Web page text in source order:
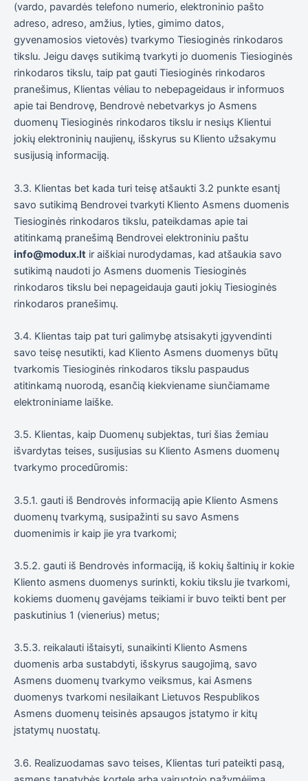
(vardo, pavardės telefono numerio, elektroninio pašto
adreso, adreso, amžius, lyties, gimimo datos,
gyvenamosios vietovės) tvarkymo Tiesioginės rinkodaros
tikslu. Jeigu davęs sutikimą tvarkyti jo duomenis Tiesioginės
rinkodaros tikslu, taip pat gauti Tiesioginės rinkodaros
pranešimus, Klientas vėliau to nebepageidaus ir informuos
apie tai Bendrovę, Bendrovė nebetvarkys jo Asmens
duomenų Tiesioginės rinkodaros tikslu ir nesiųs Klientui
jokių elektroninių naujienų, išskyrus su Kliento užsakymu
susijusią informaciją.
3.3. Klientas bet kada turi teisę atšaukti 3.2 punkte esantį
savo sutikimą Bendrovei tvarkyti Kliento Asmens duomenis
Tiesioginės rinkodaros tikslu, pateikdamas apie tai
atitinkamą pranešimą Bendrovei elektroniniu paštu
info@modux.lt ir aiškiai nurodydamas, kad atšaukia savo
sutikimą naudoti jo Asmens duomenis Tiesioginės
rinkodaros tikslu bei nepageidauja gauti jokių Tiesioginės
rinkodaros pranešimų.
3.4. Klientas taip pat turi galimybę atsisakyti įgyvendinti
savo teisę nesutikti, kad Kliento Asmens duomenys būtų
tvarkomis Tiesioginės rinkodaros tikslu paspaudus
atitinkamą nuorodą, esančią kiekviename siunčiamame
elektroniniame laiške.
3.5. Klientas, kaip Duomenų subjektas, turi šias žemiau
išvardytas teises, susijusias su Kliento Asmens duomenų
tvarkymo procedūromis:
3.5.1. gauti iš Bendrovės informaciją apie Kliento Asmens
duomenų tvarkymą, susipažinti su savo Asmens
duomenimis ir kaip jie yra tvarkomi;
3.5.2. gauti iš Bendrovės informaciją, iš kokių šaltinių ir kokie
Kliento asmens duomenys surinkti, kokiu tikslu jie tvarkomi,
kokiems duomenų gavėjams teikiami ir buvo teikti bent per
paskutinius 1 (vienerius) metus;
3.5.3. reikalauti ištaisyti, sunaikinti Kliento Asmens
duomenis arba sustabdyti, išskyrus saugojimą, savo
Asmens duomenų tvarkymo veiksmus, kai Asmens
duomenys tvarkomi nesilaikant Lietuvos Respublikos
Asmens duomenų teisinės apsaugos įstatymo ir kitų
įstatymų nuostatų.
3.6. Realizuodamas savo teises, Klientas turi pateikti pasą,